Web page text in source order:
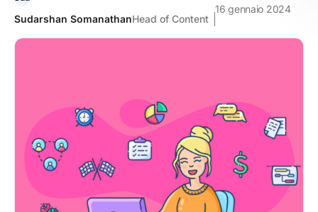
Sudarshan SomanathanHead of Content
16 gennaio 2024